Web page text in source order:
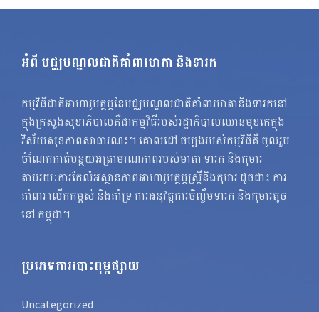
អំពី មជ្ឈមណ្ឌលជាតិគាំពារមាតា និងទារក
កម្មវិធីជាតិអាហារូបត្ថម្ភនៃមជ្ឈមណ្ឌលជាតិគាំពារមាតានិងទារកនៅ
ក្នុងក្រសួងសុខាភិបាលគឺជាកម្មវិធីរបស់រដ្ឋាភិបាលឈានមុខគេក្នុង
វិស័យសុខភាពសាធារណះ។ គោលដៅ ចម្បងរបស់កម្មវិធីគឺ ចូលរួម
ចំណែកកាត់បន្ថយអត្រាមរណភាពរបស់មាតា ទារក និងកុមារ
តាមរយៈការកែលំអស្ថានភាពអាហារូបត្ថម្ភស្ត្រីនិងកុមារ ដូចជា៖ ការ
គាំពារ លើកកម្ពស់ និងគាំទ្រ ការអនុវត្តការចិញ្ចឹមទារក និងកុមារតូច
នៅ កម្ពុជា។
ប្រភេទការបោះពុម្ពផ្សាយ
Uncategorized